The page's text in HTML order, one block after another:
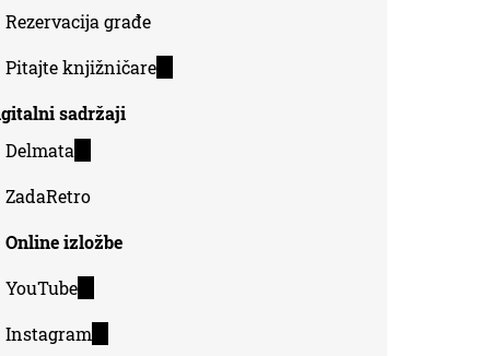
Rezervacija građe
Pitajte knjižničare(link
sadržaji
Delmata
external)
ZadaRetro
Online izložbe
YouTube(link
external)
Instagram(link